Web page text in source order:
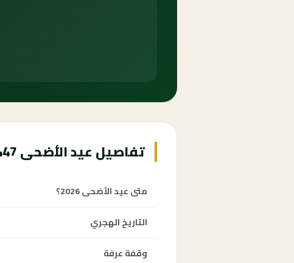
تفاصيل عيد الأضحى 1447 هـ
متى عيد الأضحى 2026؟
التاريخ الهجري
وقفة عرفة